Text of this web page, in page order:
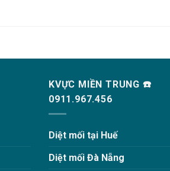
KVỰC MIỀN TRUNG ☎️
0911.967.456
Diệt mối tại Huế
Diệt mối Đà Nẵng